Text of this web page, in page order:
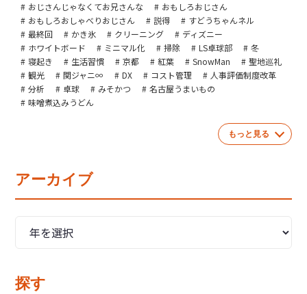
おじさんじゃなくてお兄さんな
おもしろおじさん
おもしろおしゃべりおじさん
説得
すどうちゃんネル
最終回
かき氷 クリーニング
ディズニー
ホワイトボード
ミニマル化 掃除 LS卓球部
冬
寝起き
生活習慣 京都 紅葉 SnowMan
聖地巡礼
観光
関ジャニ∞ DX コスト管理
人事評価制度改革
分析
卓球 みそかつ
名古屋うまいもの
味噌煮込みうどん
もっと見る
アーカイブ
探す